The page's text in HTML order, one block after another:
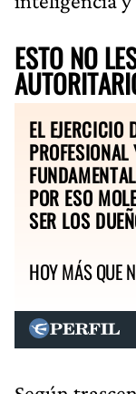
ESTO NO
EL EJERCICIO
POR ESO
SER LOS
HOY MÁS QUE